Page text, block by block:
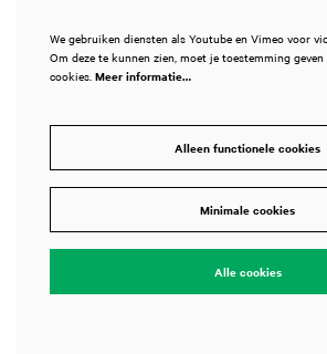
We gebruiken diensten als Youtube en Vimeo voor
Om deze te kunnen zien, moet je toestemming
cookies. Meer informatie…
Alleen functionele cookies
Minimale cookies
Alle cookies